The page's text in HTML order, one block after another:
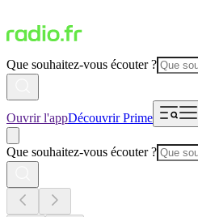
Que souhaitez-vous écouter ?
Ouvrir l'appDécouvrir Prime
Que souhaitez-vous écouter ?